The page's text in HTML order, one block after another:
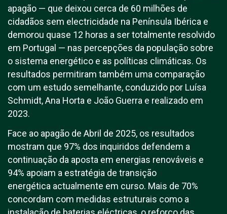
apagão — que deixou cerca de 60 milhões de
cidadãos sem electricidade na Península Ibérica e
demorou quase 12 horas a ser totalmente resolvido
em Portugal — nas percepções da população sobre
o sistema energético e as políticas climáticas. Os
resultados permitiram também uma comparação
com um estudo semelhante, conduzido por Luísa
Schmidt, Ana Horta e João Guerra e realizado em
2023.
Face ao apagão de Abril de 2025, os resultados
mostram que 97% dos inquiridos defendem a
continuação da aposta em energias renováveis e
94% apoiam a estratégia de transição
energética actualmente em curso. Mais de 70%
concordam com medidas estruturais como a